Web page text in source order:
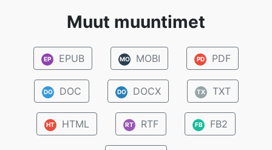
Muut muuntimet
EP EPUB MO MOBI PD PDF
DO DOC DO DOCX TX TXT
HT HTML RT RTF FB FB2